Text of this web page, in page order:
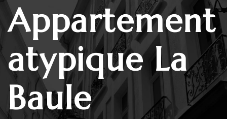
appartement
atypique La
Baule